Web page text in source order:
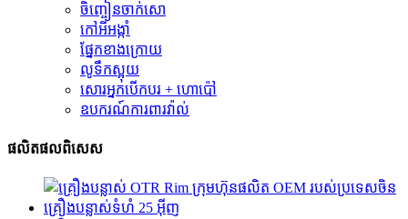
ចិញ្ចៀនចាក់សោ
កៅអីអង្កាំ
ផ្នែកខាងក្រោយ
លូទឹកស្អុយ
សោរអ្នកបើកបរ + ហោប៉ៅ
ឧបករណ៍ការពារវ៉ាល់
ផលិតផលពិសេស